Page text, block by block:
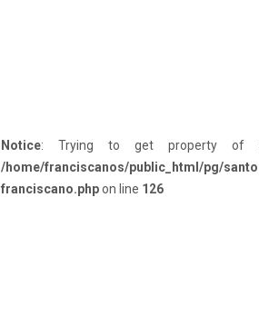
Notice: Trying to get property of
/home/franciscanos/public_html/pg/
franciscano.phpon line 126